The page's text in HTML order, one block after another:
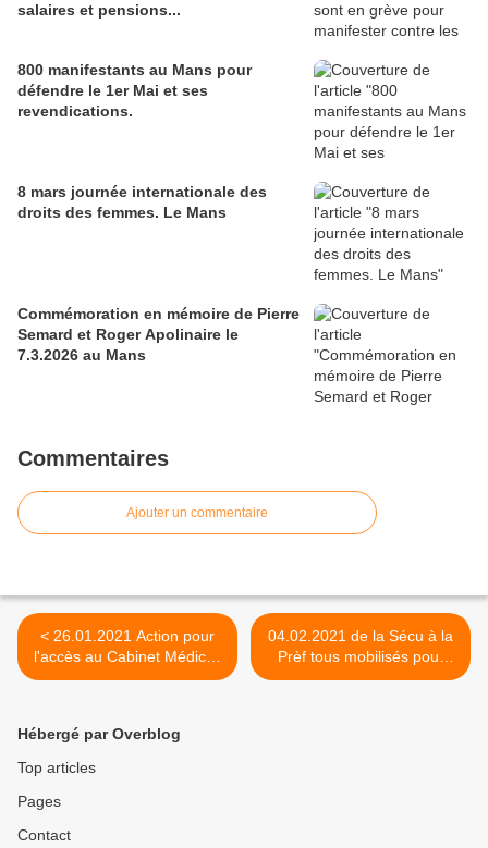
salaires et pensions...
800 manifestants au Mans pour
défendre le 1er Mai et ses
revendications.
8 mars journée internationale des
droits des femmes. Le Mans
Commémoration en mémoire de Pierre
Semard et Roger Apolinaire le
7.3.2026 au Mans
Commentaires
Ajouter un commentaire
< 26.01.2021 Action pour
l'accès au Cabinet Médical,
en Gare du Mans, pour les
04.02.2021 de la Sécu à la
Prèf tous mobilisés pour
l'emploi, contre la précarité,
Hébergé par Overblog
Top articles
Pages
Contact